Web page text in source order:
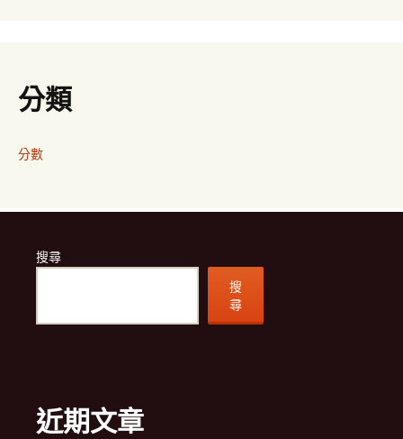
分類
分數
搜尋
搜
尋
近期文章